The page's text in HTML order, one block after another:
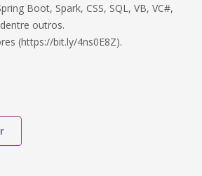
Boot, Spark, CSS, SQL, VB, VC#,
outros.
(https://bit.ly/4ns0E8Z).